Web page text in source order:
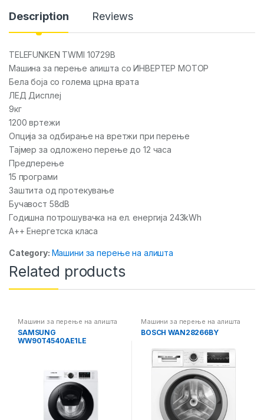
Description Reviews
TELEFUNKEN TWMI 10729B
Машина за перење алишта со ИНВЕРТЕР МОТОР
Бела боја со голема црна врата
ЛЕД Дисплеј
9кг
1200 вртежи
Опција за одбирање на вретжи при перење
Тајмер за одложено перење до 12 часа
Предперење
15 програми
Заштита од протекување
Бучавост 58dB
Годишна потрошувачка на ел. енергија 243kWh
А++ Енергетска класа
Category: Машини за перење на алишта
Related products
Машини за перење на алишта
SAMSUNG
WW90T4540AE1LE
Машини за перење на алишта
BOSCH WAN28266BY